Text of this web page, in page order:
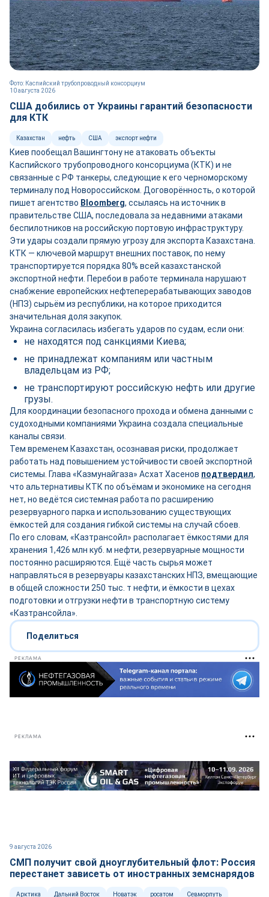
10 августа 2026
Фото: Каспийский трубопроводный консорциум
США добились от Украины гарантий безопасности
для КТК
Казахстан нефть США экспорт нефти
Киев пообещал Вашингтону не атаковать объекты
Каспийского трубопроводного консорциума (КТК) и не
связанные с РФ танкеры, следующие к его черноморскому
терминалу под Новороссийском. Договорённость, о которой
пишет агентство Bloomberg, ссылаясь на источник в
правительстве США, последовала за недавними атаками
беспилотников на российскую портовую инфраструктуру.
Эти удары создали прямую угрозу для экспорта Казахстана.
КТК — ключевой маршрут внешних поставок, по нему
транспортируется порядка 80% всей казахстанской
экспортной нефти. Перебои в работе терминала нарушают
снабжение европейских нефтеперерабатывающих заводов
(НПЗ) сырьём из республики, на которое приходится
значительная доля закупок.
Украина согласилась избегать ударов по судам, если они:
не находятся под санкциями Киева;
не принадлежат компаниям или частным
владельцам из РФ;
не транспортируют российскую нефть или другие
грузы.
Для координации безопасного прохода и обмена данными с
судоходными компаниями Украина создала специальные
каналы связи.
Тем временем Казахстан, осознавая риски, продолжает
работать над повышением устойчивости своей экспортной
системы. Глава «Казмунайгаза» Асхат Хасенов подтвердил,
что альтернативы КТК по объёмам и экономике на сегодня
нет, но ведётся системная работа по расширению
резервуарного парка и использованию существующих
ёмкостей для создания гибкой системы на случай сбоев.
По его словам, «Казтрансойл» располагает ёмкостями для
хранения 1,426 млн куб. м нефти, резервуарные мощности
постоянно расширяются. Ещё часть сырья может
направляться в резервуары казахстанских НПЗ, вмещающие
в общей сложности 250 тыс. т нефти, и ёмкости в цехах
подготовки и отгрузки нефти в транспортную систему
«Казтрансойла».
Поделиться
РЕКЛАМА
РЕКЛАМА
9 августа 2026
СМП получит свой дноуглубительный флот: Россия
перестанет зависеть от иностранных земснарядов
Арктика Дальний Восток Новатэк росатом Севморпуть